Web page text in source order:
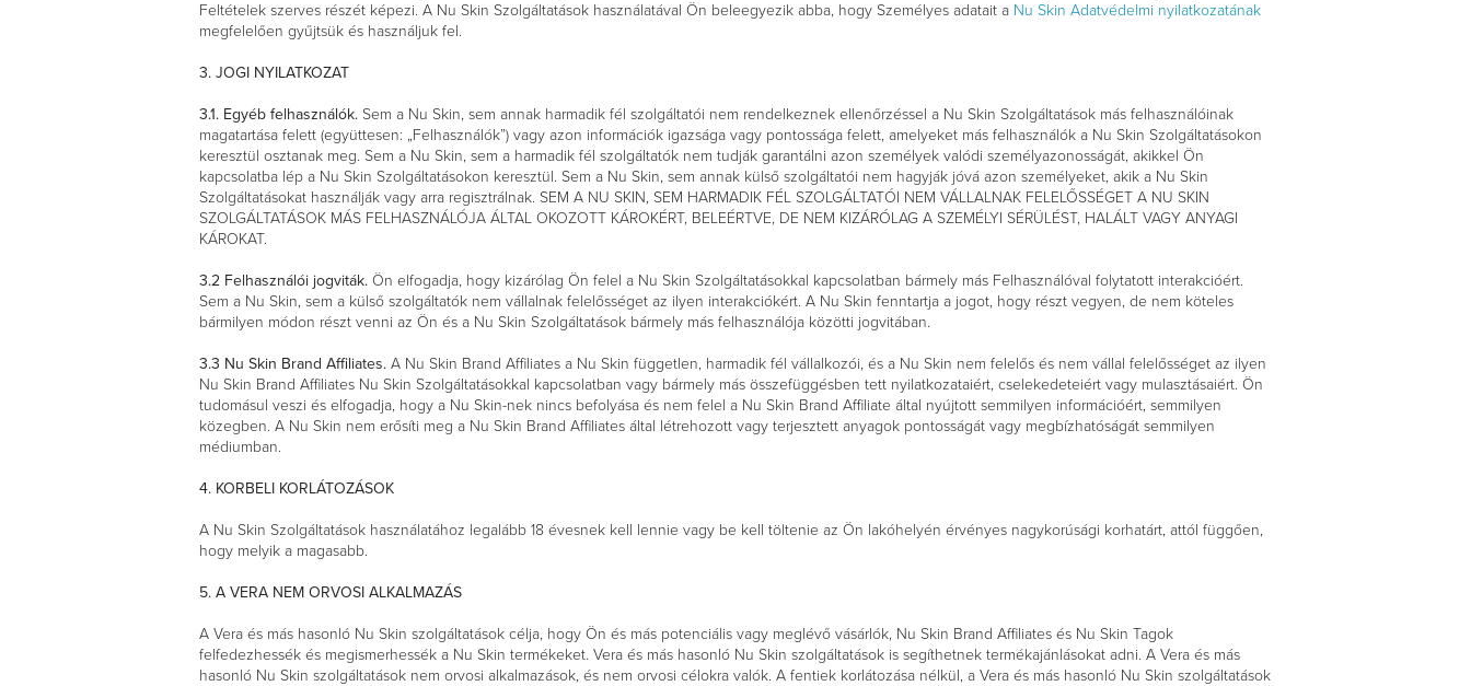
Feltételek szerves részét képezi. A Nu Skin Szolgáltatások használatával Ön beleegyezik abba, hogy Személyes adatait a Nu Skin Adatvédelmi nyilatkozatának
megfelelően gyűjtsük és használjuk fel.
3. JOGI NYILATKOZAT
3.1. Egyéb felhasználók. Sem a Nu Skin, sem annak harmadik fél szolgáltatói nem rendelkeznek ellenőrzéssel a Nu Skin Szolgáltatások más felhasználóinak
magatartása felett (együttesen: „Felhasználók”) vagy azon információk igazsága vagy pontossága felett, amelyeket más felhasználók a Nu Skin Szolgáltatásokon
keresztül osztanak meg. Sem a Nu Skin, sem a harmadik fél szolgáltatók nem tudják garantálni azon személyek valódi személyazonosságát, akikkel Ön
kapcsolatba lép a Nu Skin Szolgáltatásokon keresztül. Sem a Nu Skin, sem annak külső szolgáltatói nem hagyják jóvá azon személyeket, akik a Nu Skin
Szolgáltatásokat használják vagy arra regisztrálnak. SEM A NU SKIN, SEM HARMADIK FÉL SZOLGÁLTATÓI NEM VÁLLALNAK FELELŐSSÉGET A NU SKIN
SZOLGÁLTATÁSOK MÁS FELHASZNÁLÓJA ÁLTAL OKOZOTT KÁROKÉRT, BELEÉRTVE, DE NEM KIZÁRÓLAG A SZEMÉLYI SÉRÜLÉST, HALÁLT VAGY ANYAGI
KÁROKAT.
3.2 Felhasználói jogviták. Ön elfogadja, hogy kizárólag Ön felel a Nu Skin Szolgáltatásokkal kapcsolatban bármely más Felhasználóval folytatott interakcióért.
Sem a Nu Skin, sem a külső szolgáltatók nem vállalnak felelősséget az ilyen interakciókért. A Nu Skin fenntartja a jogot, hogy részt vegyen, de nem köteles
bármilyen módon részt venni az Ön és a Nu Skin Szolgáltatások bármely más felhasználója közötti jogvitában.
3.3 Nu Skin Brand Affiliates. A Nu Skin Brand Affiliates a Nu Skin független, harmadik fél vállalkozói, és a Nu Skin nem felelős és nem vállal felelősséget az ilyen
Nu Skin Brand Affiliates Nu Skin Szolgáltatásokkal kapcsolatban vagy bármely más összefüggésben tett nyilatkozataiért, cselekedeteiért vagy mulasztásaiért. Ön
tudomásul veszi és elfogadja, hogy a Nu Skin-nek nincs befolyása és nem felel a Nu Skin Brand Affiliate által nyújtott semmilyen információért, semmilyen
közegben. A Nu Skin nem erősíti meg a Nu Skin Brand Affiliates által létrehozott vagy terjesztett anyagok pontosságát vagy megbízhatóságát semmilyen
médiumban.
4. KORBELI KORLÁTOZÁSOK
A Nu Skin Szolgáltatások használatához legalább 18 évesnek kell lennie vagy be kell töltenie az Ön lakóhelyén érvényes nagykorúsági korhatárt, attól függően,
hogy melyik a magasabb.
5. A VERA NEM ORVOSI ALKALMAZÁS
A Vera és más hasonló Nu Skin szolgáltatások célja, hogy Ön és más potenciális vagy meglévő vásárlók, Nu Skin Brand Affiliates és Nu Skin Tagok
felfedezhessék és megismerhessék a Nu Skin termékeket. Vera és más hasonló Nu Skin szolgáltatások is segíthetnek termékajánlásokat adni. A Vera és más
hasonló Nu Skin szolgáltatások nem orvosi alkalmazások, és nem orvosi célokra valók. A fentiek korlátozása nélkül, a Vera és más hasonló Nu Skin szolgáltatások